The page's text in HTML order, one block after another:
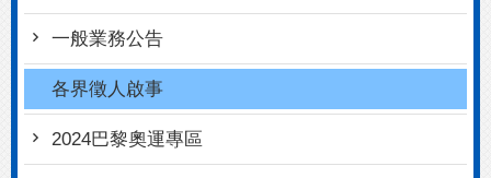
一般業務公告
各界徵人啟事
2024巴黎奧運專區